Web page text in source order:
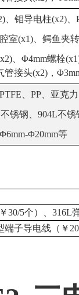
钼导电柱(x2)
室(x1)、鳄鱼夹
、Φ4mm螺栓
管接头(x2)，
、PP、亚克
锈钢、904L不
Φ6mm-Φ20mm等
30/5个）、 316L
端子导电线（ ￥